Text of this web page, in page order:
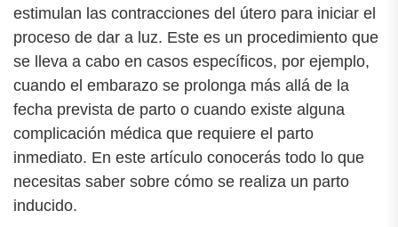
estimulan las contracciones del útero para iniciar el
proceso de dar a luz. Este es un procedimiento que
se lleva a cabo en casos específicos, por ejemplo,
cuando el embarazo se prolonga más allá de la
fecha prevista de parto o cuando existe alguna
complicación médica que requiere el parto
inmediato. En este artículo conocerás todo lo que
necesitas saber sobre cómo se realiza un parto
inducido.